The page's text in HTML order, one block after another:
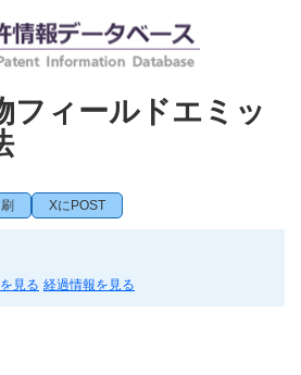
フィールドエミッ
XにPOST
見る 経過情報を見る